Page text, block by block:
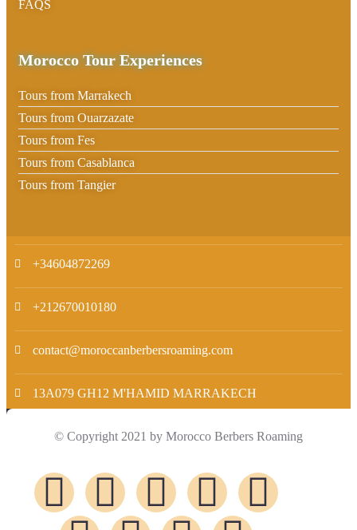
FAQS
Morocco Tour Experiences
Tours from Marrakech
Tours from Ouarzazate
Tours from Fes
Tours from Casablanca
Tours from Tangier
+34604872269
+212670010180
contact@moroccanberbersroaming.com
13A079 GH12 M'HAMID MARRAKECH
© Copyright 2021 by Morocco Berbers Roaming